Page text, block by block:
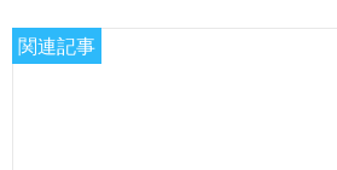
関連記事